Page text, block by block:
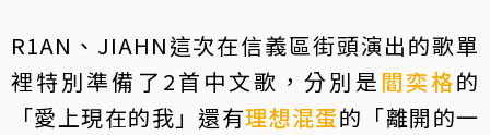
R1AN、JIAHN這次在信義區街頭演出的歌單
裡特別準備了2首中文歌，分別是閻奕格的
「愛上現在的我」還有理想混蛋的「離開的一